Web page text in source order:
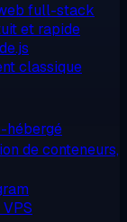
full-stack
et rapide
classique
hébergé
de conteneurs,